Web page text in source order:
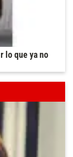
lo que ya no